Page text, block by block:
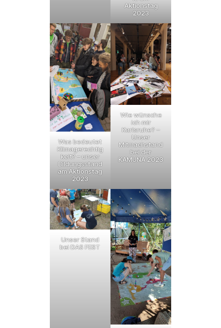
Aktionstag
2023
Was bedeutet
Klimagerechtig
keit? – unser
Bildungsstand
am Aktionstag
2023
Wie wünsche
ich mir
Karlsruhe? –
Unser
Mitmachstand
bei der
KAMUNA 2023
Unser Stand
bei DAS FEST